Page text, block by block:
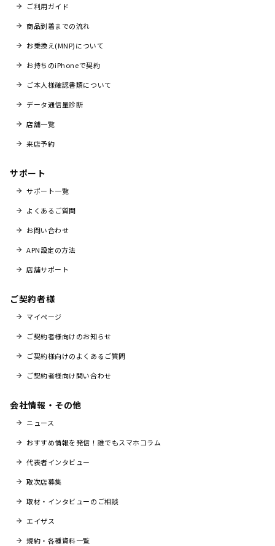
ご利用ガイド
商品到着までの流れ
お乗換え(MNP)について
お持ちのiPhoneで契約
ご本人様確認書類について
データ通信量診断
店舗一覧
来店予約
サポート
サポート一覧
よくあるご質問
お問い合わせ
APN設定の方法
店舗サポート
ご契約者様
マイページ
ご契約者様向けのお知らせ
ご契約様向けのよくあるご質問
ご契約者様向け問い合わせ
会社情報・その他
ニュース
おすすめ情報を発信！誰でもスマホコラム
代表者インタビュー
取次店募集
取材・インタビューのご相談
エイザス
規約・各種資料一覧